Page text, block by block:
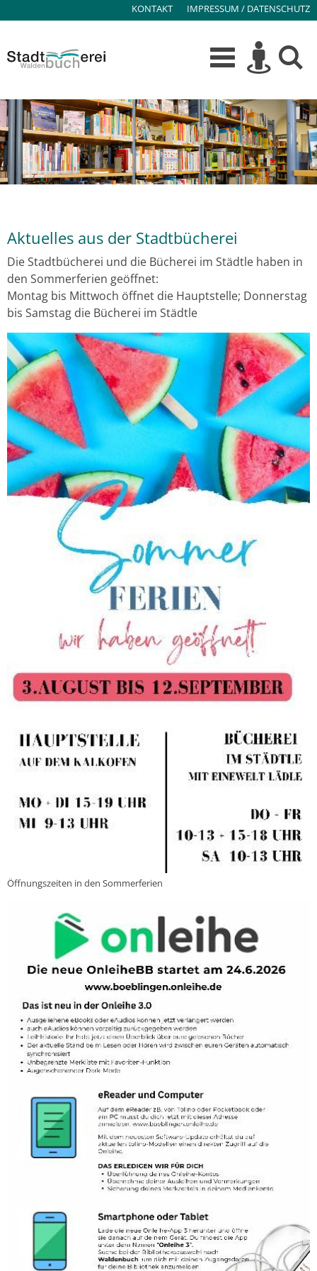
KONTAKT IMPRESSUM / DATENSCHUTZ
Aktuelles aus der Stadtbücherei
Die Stadtbücherei und die Bücherei im Städtle haben in
den Sommerferien geöffnet:
Montag bis Mittwoch öffnet die Hauptstelle; Donnerstag
bis Samstag die Bücherei im Städtle
Öffnungszeiten in den Sommerferien